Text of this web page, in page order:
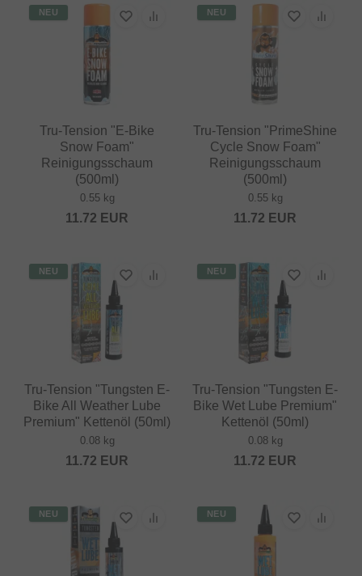
NEU
Tru-Tension "E-Bike
Snow Foam"
Reinigungsschaum
(500ml)
0.55 kg
11.72 EUR
NEU
Tru-Tension "PrimeShine
Cycle Snow Foam"
Reinigungsschaum
(500ml)
0.55 kg
11.72 EUR
NEU
Tru-Tension "Tungsten E-
Bike All Weather Lube
Premium" Kettenöl (50ml)
0.08 kg
11.72 EUR
NEU
Tru-Tension "Tungsten E-
Bike Wet Lube Premium"
Kettenöl (50ml)
0.08 kg
11.72 EUR
NEU NEU